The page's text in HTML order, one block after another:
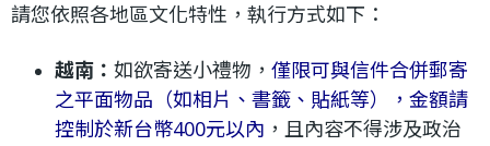
社
會
請您依照各地區文化特性，執行方式如下：
越南： 如欲寄送小禮物， 僅限可與信件合併郵寄
之平面物品（如相片、書籤、貼紙等），金額請
控制於新台幣400元以內 ，且內容不得涉及政治